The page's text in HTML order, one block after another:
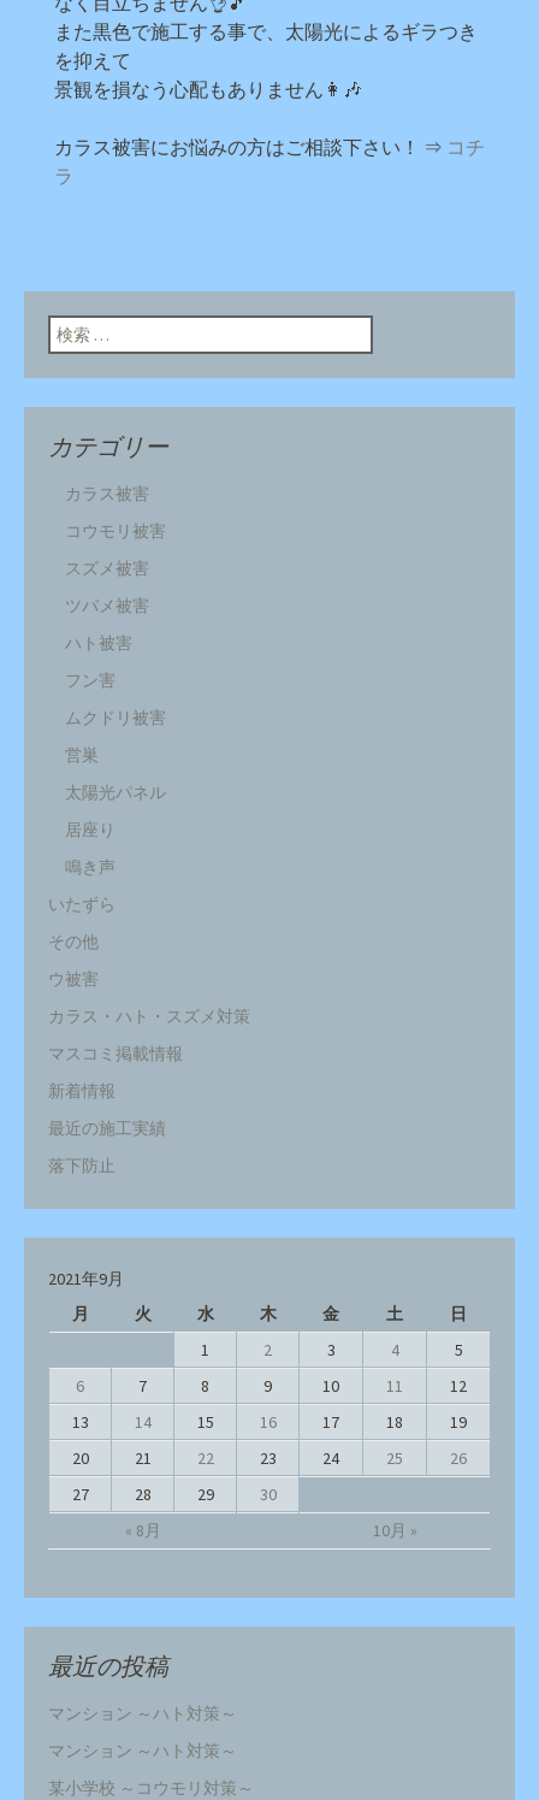
また黒色で施工する事で、太陽光によるギラつき
を抑えて
景観を損なう心配もありません👩🎶
カラス被害にお悩みの方はご相談下さい！ ⇒ コチ
ラ
検索:
カテゴリー
カラス被害
コウモリ被害
スズメ被害
ツバメ被害
ハト被害
フン害
ムクドリ被害
営巣
太陽光パネル
居座り
鳴き声
いたずら
その他
ウ被害
カラス・ハト・スズメ対策
マスコミ掲載情報
新着情報
最近の施工実績
落下防止
2021年9月
月
火 水 木 金 土 日
« 8月 10月 »
1 2 3 4
5
6
7 8 9 10 11
12
13
14 15 16 17 18
19
20
21 22 23 24 25
26
27
28 29 30
最近の投稿
マンション ～ハト対策～
マンション ～ハト対策～
某小学校 ～コウモリ対策～